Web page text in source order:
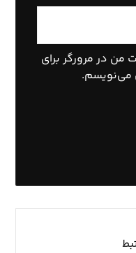
من در مرورگر برای
می‌نویسم.